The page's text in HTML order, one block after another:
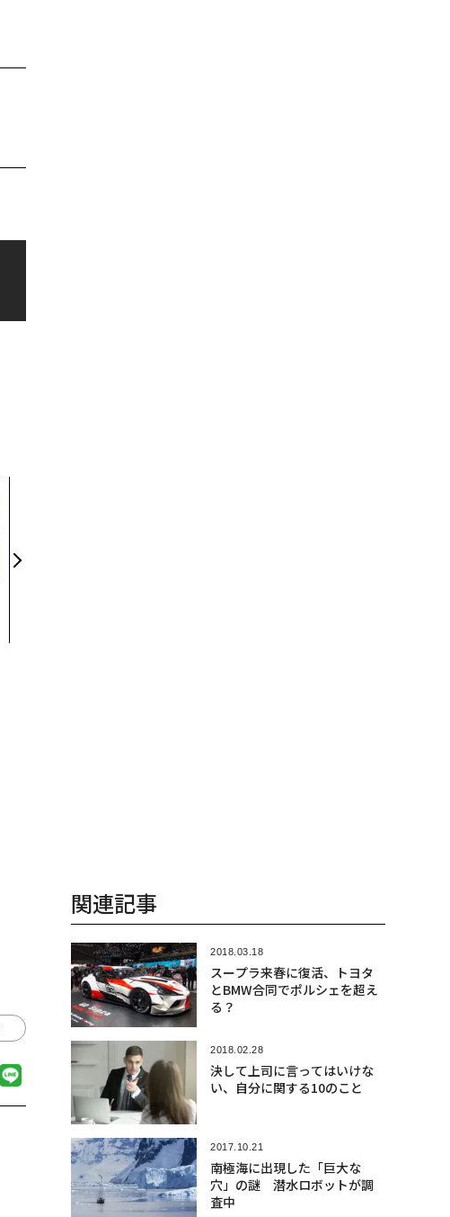
関連記事
2018.03.18
スープラ来春に復活、トヨタ
とBMW合同でポルシェを超え
る？
2018.02.28
決して上司に言ってはいけな
い、自分に関する10のこと
2017.10.21
南極海に出現した「巨大な
穴」の謎 潜水ロボットが調
査中